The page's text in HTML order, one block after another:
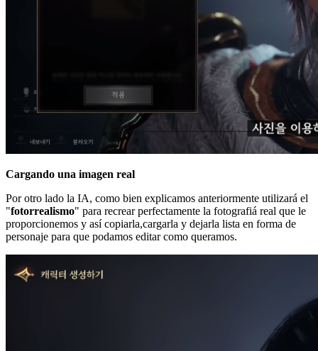
Cargando una imagen real
Por otro lado la IA, como bien explicamos anteriormente utilizará el
"fotorrealismo" para recrear perfectamente la fotografiá real que le
proporcionemos y así copiarla,cargarla y dejarla lista en forma de
personaje para que podamos editar como queramos.